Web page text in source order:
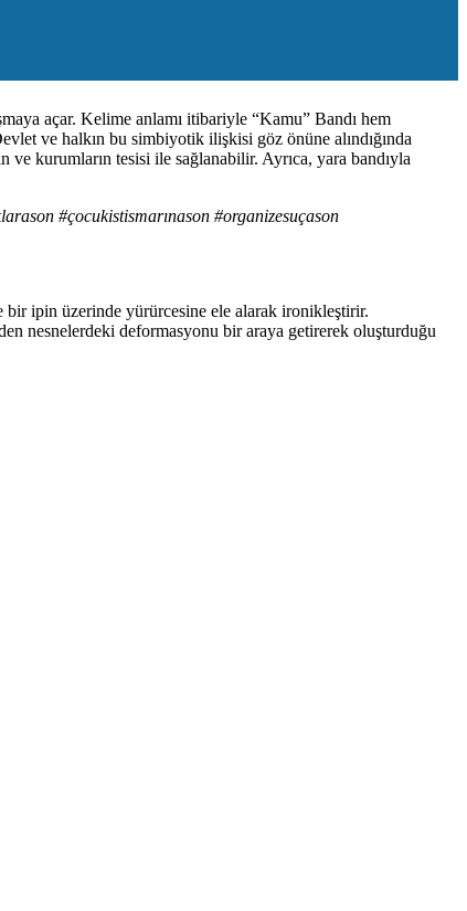
açar. Kelime anlamı itibariyle “Kamu” Bandı hem
ve halkın bu simbiyotik ilişkisi göz önüne alındığında
ve kurumların tesisi ile sağlanabilir. Ayrıca, yara bandıyla
#çocukistismarınason #organizesuçason
ipin üzerinde yürürcesine ele alarak ironikleştirir.
nesnelerdeki deformasyonu bir araya getirerek oluşturduğu